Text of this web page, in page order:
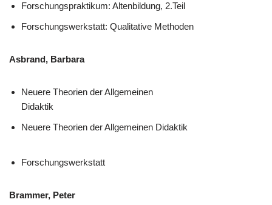
Forschungspraktikum: Altenbildung, 2.Teil
Forschungswerkstatt: Qualitative Methoden
Asbrand, Barbara
Neuere Theorien der Allgemeinen
Didaktik
Neuere Theorien der Allgemeinen Didaktik
Forschungswerkstatt
Brammer, Peter